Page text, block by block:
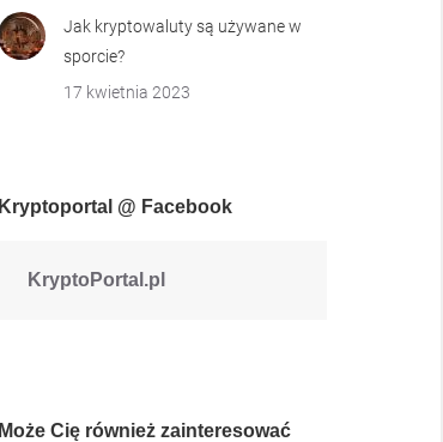
Jak kryptowaluty są używane w
sporcie?
17 kwietnia 2023
Kryptoportal @ Facebook
KryptoPortal.pl
Może Cię również zainteresować